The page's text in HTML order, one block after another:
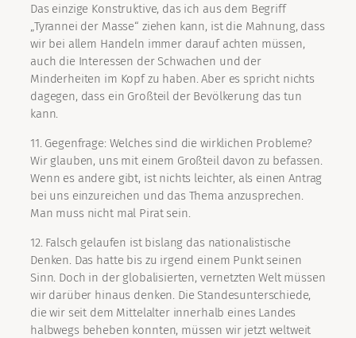
Das einzige Konstruktive, das ich aus dem Begriff
„Tyrannei der Masse“ ziehen kann, ist die Mahnung, dass
wir bei allem Handeln immer darauf achten müssen,
auch die Interessen der Schwachen und der
Minderheiten im Kopf zu haben. Aber es spricht nichts
dagegen, dass ein Großteil der Bevölkerung das tun
kann.
11. Gegenfrage: Welches sind die wirklichen Probleme?
Wir glauben, uns mit einem Großteil davon zu befassen.
Wenn es andere gibt, ist nichts leichter, als einen Antrag
bei uns einzureichen und das Thema anzusprechen.
Man muss nicht mal Pirat sein.
12. Falsch gelaufen ist bislang das nationalistische
Denken. Das hatte bis zu irgend einem Punkt seinen
Sinn. Doch in der globalisierten, vernetzten Welt müssen
wir darüber hinaus denken. Die Standesunterschiede,
die wir seit dem Mittelalter innerhalb eines Landes
halbwegs beheben konnten, müssen wir jetzt weltweit